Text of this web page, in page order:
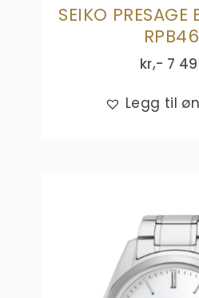
SEIKO PRESAGE
kr,- 7
Legg til